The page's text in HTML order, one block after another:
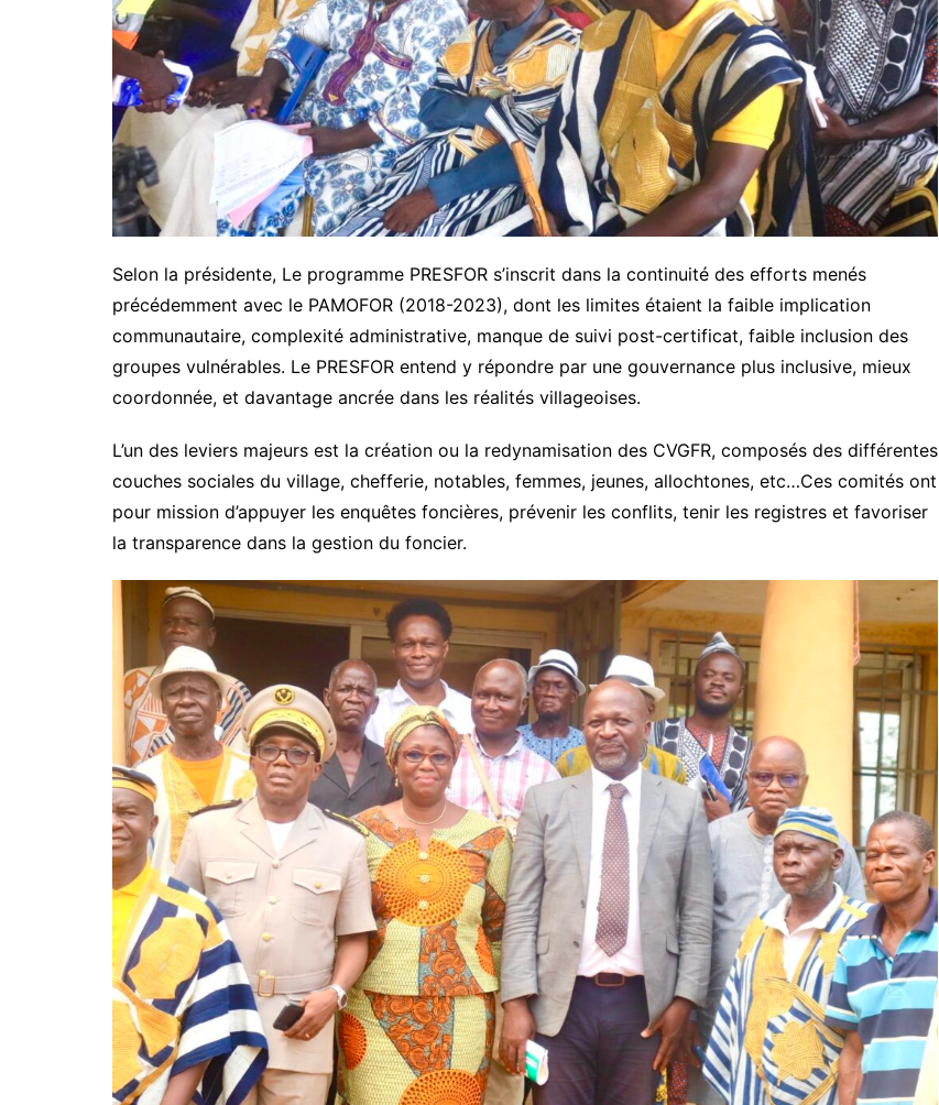
Selon la présidente, Le programme PRESFOR s’inscrit dans la continuité des efforts menés
précédemment avec le PAMOFOR (2018-2023), dont les limites étaient la faible implication
communautaire, complexité administrative, manque de suivi post-certificat, faible inclusion des
groupes vulnérables. Le PRESFOR entend y répondre par une gouvernance plus inclusive, mieux
coordonnée, et davantage ancrée dans les réalités villageoises.
L’un des leviers majeurs est la création ou la redynamisation des CVGFR, composés des différentes
couches sociales du village, chefferie, notables, femmes, jeunes, allochtones, etc…Ces comités ont
pour mission d’appuyer les enquêtes foncières, prévenir les conflits, tenir les registres et favoriser
la transparence dans la gestion du foncier.